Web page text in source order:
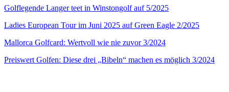
Golflegende Langer teet in Winstongolf auf 5/2025
Ladies European Tour im Juni 2025 auf Green Eagle 2/2025
Mallorca Golfcard: Wertvoll wie nie zuvor 3/2024
Preiswert Golfen: Diese drei „Bibeln“ machen es möglich 3/2024